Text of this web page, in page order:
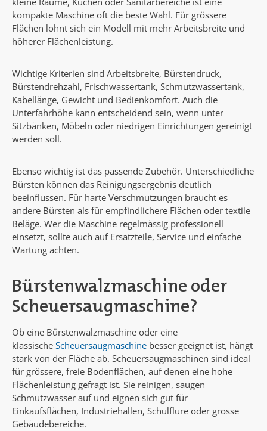
kompakte Maschine oft die beste Wahl. Für grössere
Flächen lohnt sich ein Modell mit mehr Arbeitsbreite und
höherer Flächenleistung.
Wichtige Kriterien sind Arbeitsbreite, Bürstendruck,
Bürstendrehzahl, Frischwassertank, Schmutzwassertank,
Kabellänge, Gewicht und Bedienkomfort. Auch die
Unterfahrhöhe kann entscheidend sein, wenn unter
Sitzbänken, Möbeln oder niedrigen Einrichtungen gereinigt
werden soll.
Ebenso wichtig ist das passende Zubehör. Unterschiedliche
Bürsten können das Reinigungsergebnis deutlich
beeinflussen. Für harte Verschmutzungen braucht es
andere Bürsten als für empfindlichere Flächen oder textile
Beläge. Wer die Maschine regelmässig professionell
einsetzt, sollte auch auf Ersatzteile, Service und einfache
Wartung achten.
Bürstenwalzmaschine oder
Scheuersaugmaschine?
Ob eine Bürstenwalzmaschine oder eine
klassische Scheuersaugmaschine besser geeignet ist, hängt
stark von der Fläche ab. Scheuersaugmaschinen sind ideal
für grössere, freie Bodenflächen, auf denen eine hohe
Flächenleistung gefragt ist. Sie reinigen, saugen
Schmutzwasser auf und eignen sich gut für
Einkaufsflächen, Industriehallen, Schulflure oder grosse
Gebäudebereiche.